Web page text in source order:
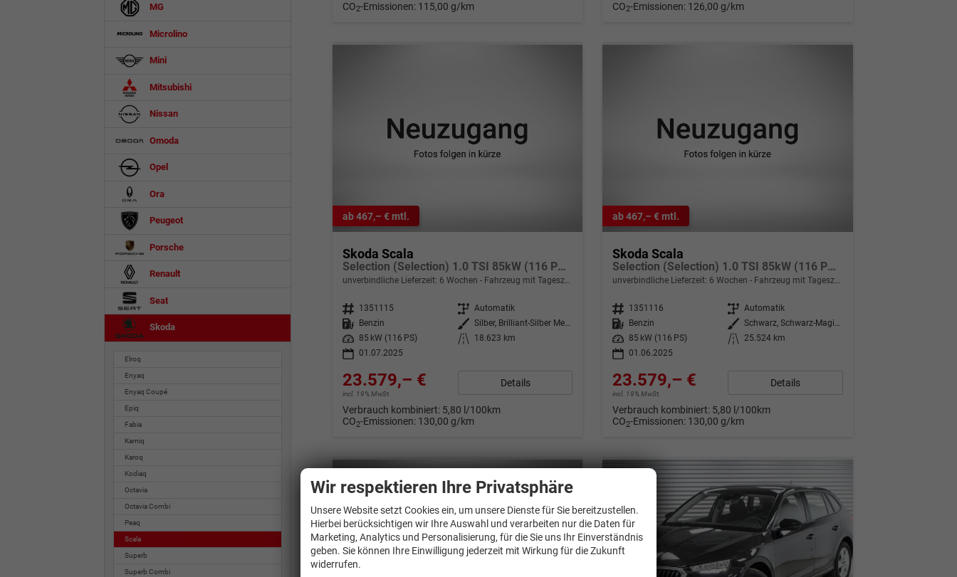
CO2-Emissionen: 115,00 g/km
CO2-Emissionen: 126,00 g/km
ab 467,– € mtl.
Skoda Scala
Selection (Selection) 1.0 TSI 85kW (116 PS) 7-Gang DSG
unverbindliche Lieferzeit: 6 Wochen Fahrzeug mit Tageszulassung
Fahrzeugnr. 1351115 Getriebe Automatik
Kraftstoff
Benzin Außenfarbe
Silber, Brilliant-Silber Metallic (8E)
Leistung
85 kW (116 PS) Kilometerstand
18.623 km
01.07.2025
23.579,– €
incl. 19% MwSt.
Details
Verbrauch kombiniert: 5,80 l/100km
CO2-Emissionen: 130,00 g/km
ab 467,– € mtl.
Skoda Scala
Selection (Selection) 1.0 TSI 85kW (116 PS) 7-Gang DSG
unverbindliche Lieferzeit: 6 Wochen Fahrzeug mit Tageszulassung
Fahrzeugnr. 1351116 Getriebe Automatik
Kraftstoff
Benzin Außenfarbe
Schwarz, Schwarz-Magic Perleffekt (1Z)
Leistung
85 kW (116 PS) Kilometerstand
25.524 km
01.06.2025
23.579,– €
incl. 19% MwSt.
Details
Verbrauch kombiniert: 5,80 l/100km
CO2-Emissionen: 130,00 g/km
MG
Microlino
Mini
Mitsubishi
Nissan
Omoda
Opel
Ora
Peugeot
Porsche
Renault
Seat
Skoda
Elroq
Enyaq
Enyaq Coupé
Epiq
Fabia
Kamiq
Karoq
Kodiaq
Octavia
Octavia Combi
Peaq
Scala
Superb
Superb Combi
Wir respektieren Ihre Privatsphäre
Unsere Website setzt Cookies ein, um unsere Dienste für Sie bereitzustellen.
Hierbei berücksichtigen wir Ihre Auswahl und verarbeiten nur die Daten für
Marketing, Analytics und Personalisierung, für die Sie uns Ihr Einverständnis
geben. Sie können Ihre Einwilligung jederzeit mit Wirkung für die Zukunft
widerrufen.